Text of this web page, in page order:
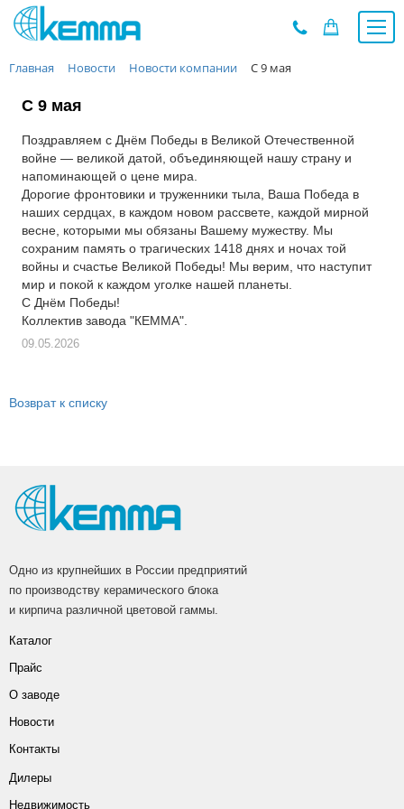
Каталог
Прайс
Новости
Контакты
Дилеры
Наши проекты
Недвижимость
Мероприятия при НМУ
Предложения к зачёту
Подбор
Партнеры
Избранное
Главная Новости Новости компании С 9 мая
С 9 мая
Поздравляем с Днём Победы в Великой Отечественной
войне — великой датой, объединяющей нашу страну и
напоминающей о цене мира.
Дорогие фронтовики и труженники тыла, Ваша Победа в
наших сердцах, в каждом новом рассвете, каждой мирной
весне, которыми мы обязаны Вашему мужеству. Мы
сохраним память о трагических 1418 днях и ночах той
войны и счастье Великой Победы! Мы верим, что наступит
мир и покой к каждом уголке нашей планеты.
С Днём Победы!
Коллектив завода "КЕММА".
09.05.2026
Возврат к списку
Одно из крупнейших в России предприятий
по производству керамического блока
и кирпича различной цветовой гаммы.
Каталог
Прайс
О заводе
Новости
Контакты
Дилеры
Недвижимость